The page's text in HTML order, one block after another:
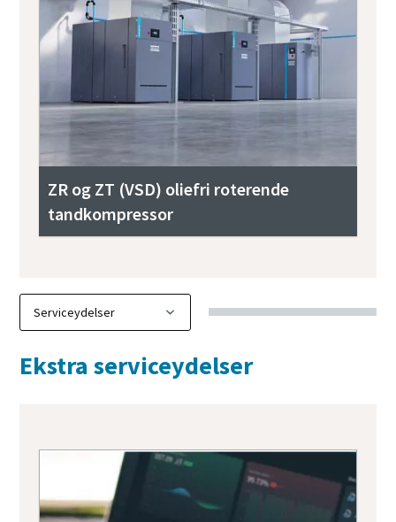
ZR og ZT (VSD) oliefri roterende
tandkompressor
Ekstra serviceydelser